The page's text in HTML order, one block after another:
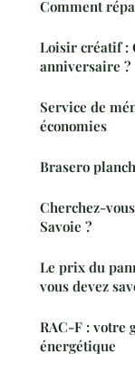
Comment
Loisir créatif :
anniversaire ?
Service de
économies
Brasero
Cherchez-
Savoie ?
Le prix du
vous devez
RAC-F : votre
énergétique